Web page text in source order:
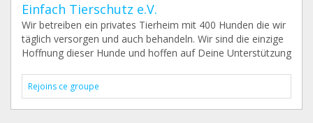
Einfach Tierschutz e.V.
Wir betreiben ein privates Tierheim mit 400 Hunden die wir
täglich versorgen und auch behandeln. Wir sind die einzige
Hoffnung dieser Hunde und hoffen auf Deine Unterstützung
Rejoins ce groupe